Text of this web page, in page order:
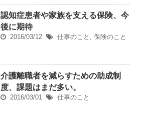
認知症患者や家族を支える保険、今
後に期待
2016/03/12 仕事のこと , 保険のこと
介護離職者を減らすための助成制
度、課題はまだ多い。
2016/03/01 仕事のこと